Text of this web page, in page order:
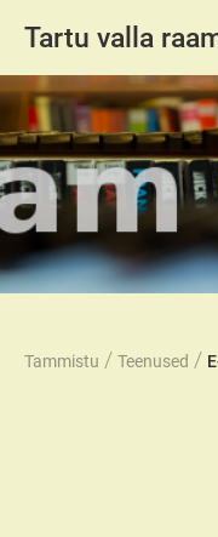
Tartu valla
Tammistu / Teenused /